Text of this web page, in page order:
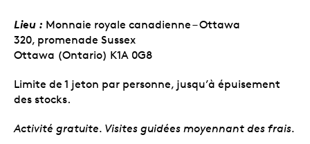
Lieu : Monnaie royale canadienne – Ottawa
320, promenade Sussex
Ottawa (Ontario) K1A 0G8
Limite de 1 jeton par personne, jusqu’à épuisement
des stocks.
Activité gratuite. Visites guidées moyennant des frais.